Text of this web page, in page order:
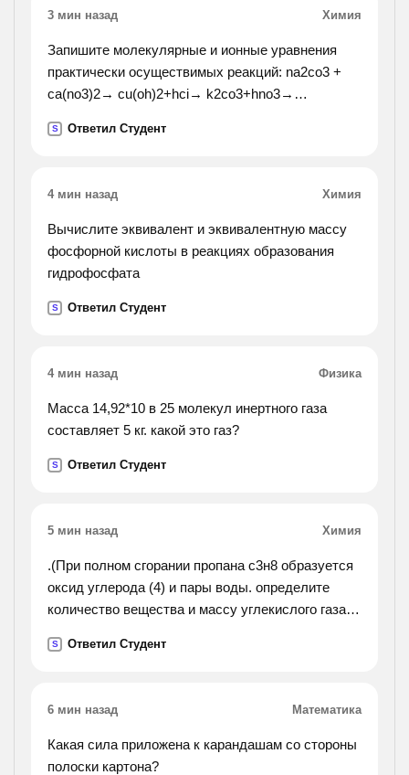
3 мин назад Химия
Запишите молекулярные и ионные уравнения
практически осуществимых реакций: na2co3 +
ca(no3)2→ cu(oh)2+hci→ k2co3+hno3→
fe(no3)3+koh→ fe(oh)2+hno3→
S Ответил Студент
4 мин назад Химия
Вычислите эквивалент и эквивалентную массу
фосфорной кислоты в реакциях образования
гидрофосфата
S Ответил Студент
4 мин назад Физика
Масса 14,92*10 в 25 молекул инертного газа
составляет 5 кг. какой это газ?
S Ответил Студент
5 мин назад Химия
.(При полном сгорании пропана с3н8 образуется
оксид углерода (4) и пары воды. определите
количество вещества и массу углекислого газа
метров (н. у) пропана).
S Ответил Студент
6 мин назад Математика
Какая сила приложена к карандашам со стороны
полоски картона?